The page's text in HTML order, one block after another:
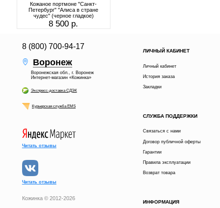
Кожаное портмоне "Санкт-
Петербург" "Алиса в стране
чудес" (черное гладкое)
8 500 р.
8 (800) 700-94-17
Воронеж
Воронежская обл., г. Воронеж
Интернет-магазин «Кожинка»
Экспресс-доставка СДЭК
Курьерская служба EMS
ЛИЧНЫЙ КАБИНЕТ
Личный кабинет
История заказа
Закладки
СЛУЖБА ПОДДЕРЖКИ
Связаться с нами
Договор публичной оферты
Гарантии
Правила эксплуатации
Возврат товара
ИНФОРМАЦИЯ
Читать отзывы
Читать отзывы
Кожинка © 2012-2026